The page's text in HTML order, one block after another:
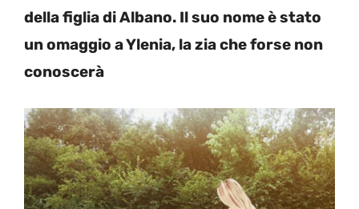
della figlia di Albano. Il suo nome è stato
un omaggio a Ylenia, la zia che forse non
conoscerà